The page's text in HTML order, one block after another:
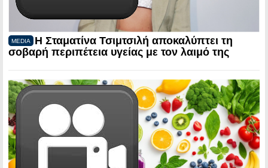
MEDIA
Η Σταματίνα Τσιμτσιλή αποκαλύπτει τη
σοβαρή περιπέτεια υγείας με τον λαιμό της